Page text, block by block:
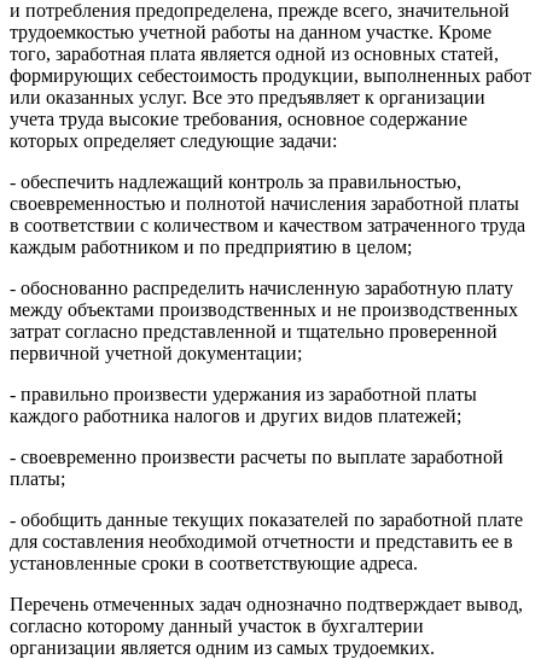
и потребления предопределена, прежде всего, значительной
трудоемкостью учетной работы на данном участке. Кроме
того, заработная плата является одной из основных статей,
формирующих себестоимость продукции, выполненных работ
или оказанных услуг. Все это предъявляет к организации
учета труда высокие требования, основное содержание
которых определяет следующие задачи:
- обеспечить надлежащий контроль за правильностью,
своевременностью и полнотой начисления заработной платы
в соответствии с количеством и качеством затраченного труда
каждым работником и по предприятию в целом;
- обоснованно распределить начисленную заработную плату
между объектами производственных и не производственных
затрат согласно представленной и тщательно проверенной
первичной учетной документации;
- правильно произвести удержания из заработной платы
каждого работника налогов и других видов платежей;
- своевременно произвести расчеты по выплате заработной
платы;
- обобщить данные текущих показателей по заработной плате
для составления необходимой отчетности и представить ее в
установленные сроки в соответствующие адреса.
Перечень отмеченных задач однозначно подтверждает вывод,
согласно которому данный участок в бухгалтерии
организации является одним из самых трудоемких.